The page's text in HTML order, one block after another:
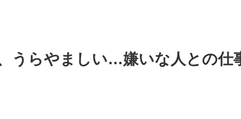
うらやましい…嫌いな人との仕